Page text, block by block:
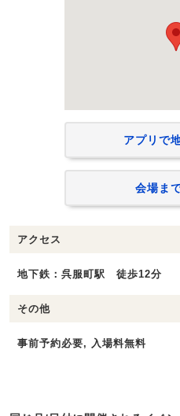
アプリで
会場ま
アクセス
地下鉄：呉服町駅 徒歩12分
その他
事前予約必要, 入場料無料